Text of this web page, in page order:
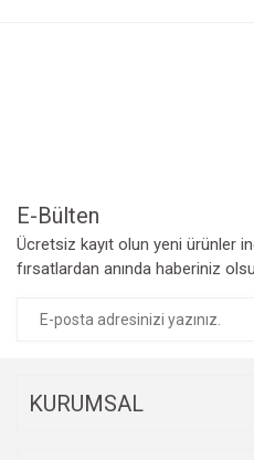
E-Bülten
Ücretsiz kayıt olun yeni ürünler
fırsatlardan anında haberiniz
KURUMSAL